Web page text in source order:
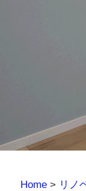
Home> リノ